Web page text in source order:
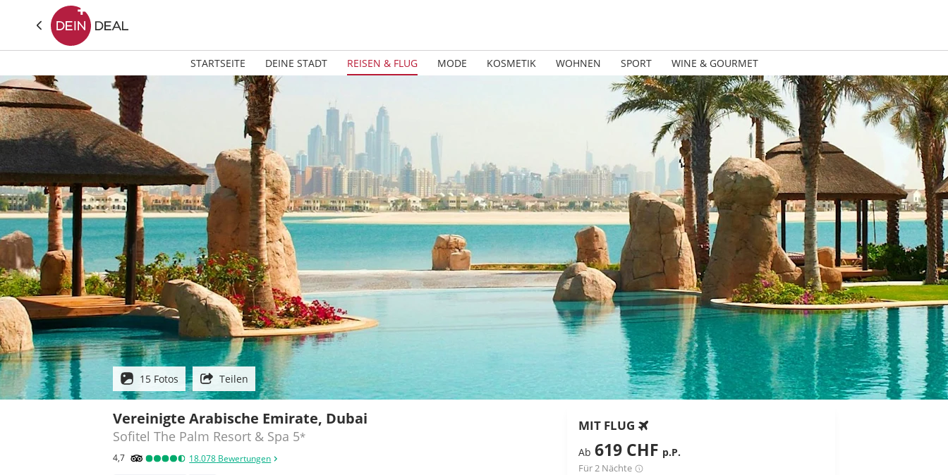
STARTSEITE DEINE STADT REISEN & FLUG MODE KOSMETIK WOHNEN SPORT WINE & GOURMET
15 Fotos Teilen
Vereinigte Arabische Emirate, Dubai
Sofitel The Palm Resort & Spa 5*
4,7 18.078 Bewertungen
MIT FLUG
Ab 619 CHF p.P.
Für 2 Nächte